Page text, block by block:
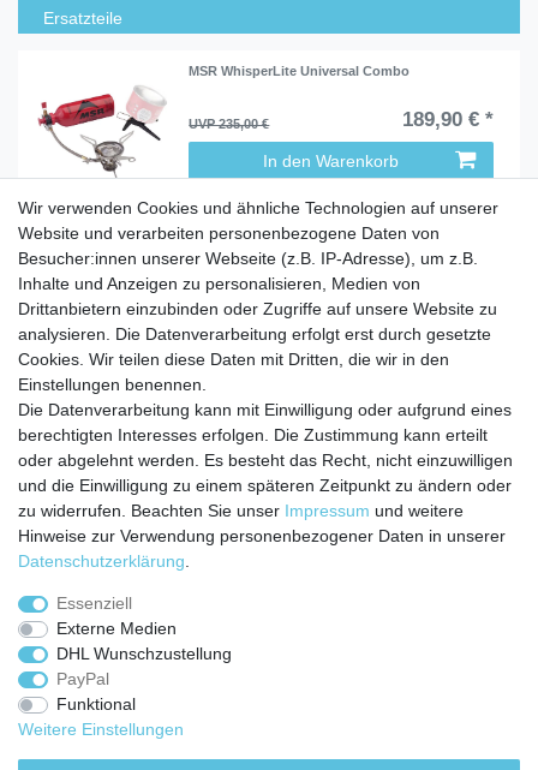
Ersatzteile
MSR WhisperLite Universal Combo
UVP 235,00 € 189,90 € *
In den Warenkorb
Wir verwenden Cookies und ähnliche Technologien auf unserer
Website und verarbeiten personenbezogene Daten von
Besucher:innen unserer Webseite (z.B. IP-Adresse), um z.B.
Inhalte und Anzeigen zu personalisieren, Medien von
Drittanbietern einzubinden oder Zugriffe auf unsere Website zu
analysieren. Die Datenverarbeitung erfolgt erst durch gesetzte
Cookies. Wir teilen diese Daten mit Dritten, die wir in den
Einstellungen benennen.
Die Datenverarbeitung kann mit Einwilligung oder aufgrund eines
berechtigten Interesses erfolgen. Die Zustimmung kann erteilt
oder abgelehnt werden. Es besteht das Recht, nicht einzuwilligen
und die Einwilligung zu einem späteren Zeitpunkt zu ändern oder
zu widerrufen. Beachten Sie unser Impressum und weitere
Hinweise zur Verwendung personenbezogener Daten in unserer
Daten­schutz­erklärung
Essenziell
Externe Medien
DHL Wunschzustellung
PayPal
Funktional
Weitere Einstellungen
Service
Zahlungarten
Versandkosten
Batterierücknahmeverordnung
Kostenloser Newsletter
E-MAIL **
Newsletter
Honig
Daten­schutz­erklärung
Einwilligung kann ich jederzeit widerrufen.**
Impressum